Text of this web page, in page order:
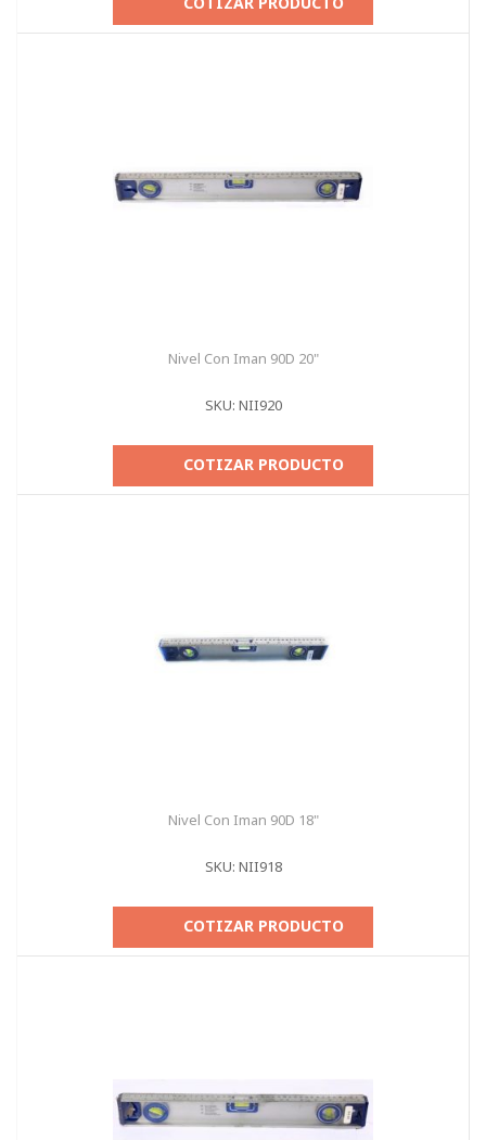
Nivel Con Iman 90D 20"
SKU: NII920
COTIZAR PRODUCTO
Nivel Con Iman 90D 18"
SKU: NII918
COTIZAR PRODUCTO